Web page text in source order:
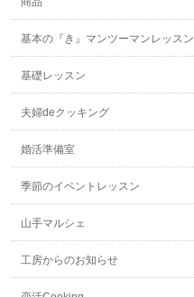
基本の『き』マンツーマンレッスン
基礎レッスン
夫婦deクッキング
婚活準備室
季節のイベントレッスン
山手マルシェ
工房からのお知らせ